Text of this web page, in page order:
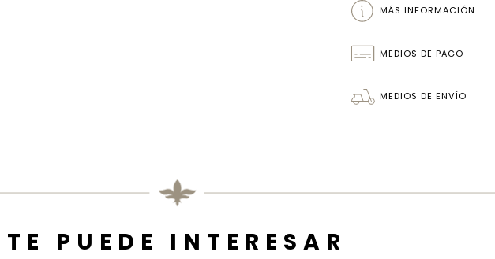
MÁS INFORMACIÓN
MEDIOS DE PAGO
MEDIOS DE ENVÍO
TE PUEDE INTERESAR